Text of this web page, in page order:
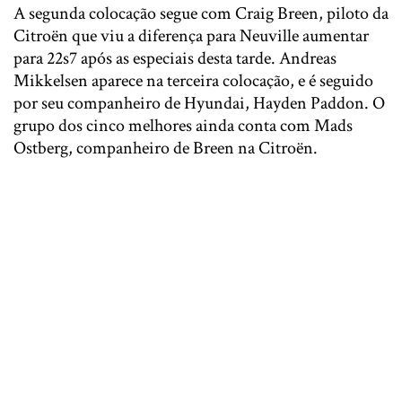
A segunda colocação segue com Craig Breen, piloto da
Citroën que viu a diferença para Neuville aumentar
para 22s7 após as especiais desta tarde. Andreas
Mikkelsen aparece na terceira colocação, e é seguido
por seu companheiro de Hyundai, Hayden Paddon. O
grupo dos cinco melhores ainda conta com Mads
Ostberg, companheiro de Breen na Citroën.